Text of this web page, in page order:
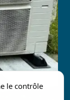
le contrôle